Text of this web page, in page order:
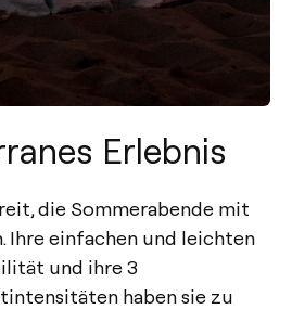
Erlebnis
die Sommerabende mit
Ihre einfachen und leichten
und ihre 3
haben sie zu